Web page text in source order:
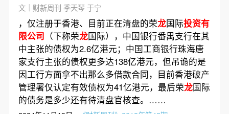
文｜财新周刊 季天琴 于宁
，仅注册于香港、目前正在清盘的荣龙国际投资有
限公司 （下称荣龙国际），中国银行番禺支行在其
中主张的债权为2.6亿港元；中国工商银行珠海唐
家支行主张的债权更多达138亿港元，但吊诡的是
因工行方面拿不出那么多借款合同，目前香港破产
管理署仅认定有效债权为41亿港元，最后荣龙国际
的债务是多少还有待清盘官核查。……